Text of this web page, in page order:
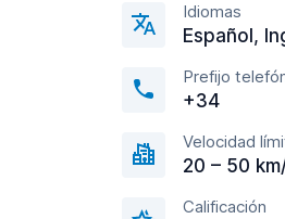
Idiomas
Español,
Prefijo
+34
Velocidad
20 – 50
Calificación